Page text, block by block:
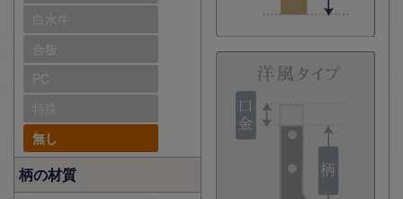
白水牛
合板
PC
特殊
無し
柄の材質